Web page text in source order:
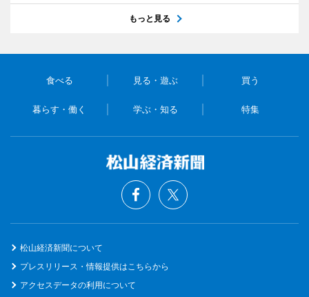
もっと見る
食べる 見る・遊ぶ 買う
暮らす・働く 学ぶ・知る 特集
松山経済新聞について
プレスリリース・情報提供はこちらから
アクセスデータの利用について